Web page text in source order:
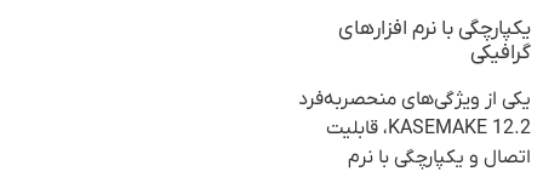
یکپارچگی با نرم افزارهای
گرافیکی
یکی از ویژگی‌های منحصربه‌فرد
KASEMAKE 12.2، قابلیت
اتصال و یکپارچگی با نرم